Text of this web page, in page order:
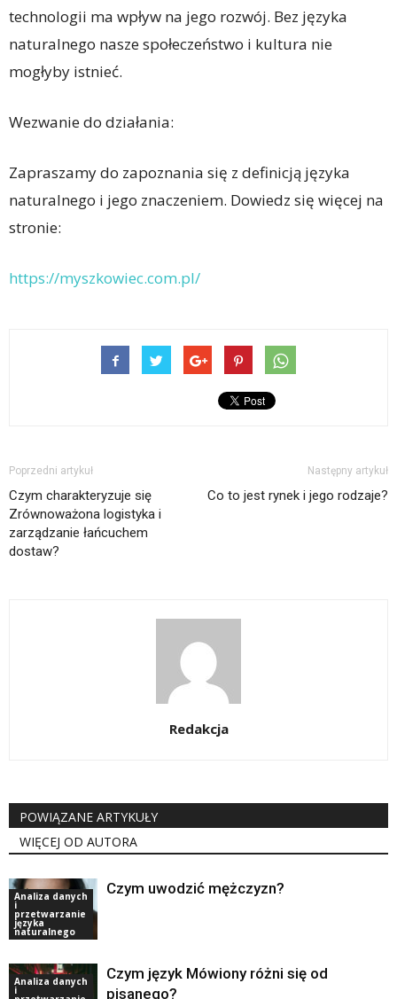
technologii ma wpływ na jego rozwój. Bez języka
naturalnego nasze społeczeństwo i kultura nie
mogłyby istnieć.
Wezwanie do działania:
Zapraszamy do zapoznania się z definicją języka
naturalnego i jego znaczeniem. Dowiedz się więcej na
stronie:
https://myszkowiec.com.pl/
Poprzedni artykuł
Czym charakteryzuje się
Zrównoważona logistyka i
zarządzanie łańcuchem
dostaw?
Następny artykuł
Co to jest rynek i jego rodzaje?
Redakcja
POWIĄZANE ARTYKUŁY
WIĘCEJ OD AUTORA
Analiza danych
i
przetwarzanie
języka
naturalnego
Czym uwodzić mężczyzn?
Analiza danych
i
Czym język Mówiony różni się od
pisanego?